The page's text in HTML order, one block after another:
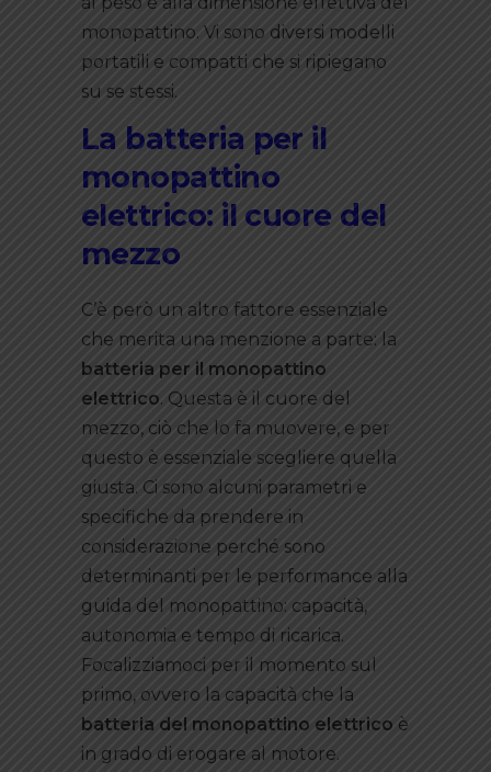
monopattino. Vi sono diversi modelli
portatili e compatti che si ripiegano
su se stessi.
La batteria per il
monopattino
elettrico: il cuore del
mezzo
C’è però un altro fattore essenziale
che merita una menzione a parte: la
batteria per il monopattino
elettrico. Questa è il cuore del
mezzo, ciò che lo fa muovere, e per
questo è essenziale scegliere quella
giusta. Ci sono alcuni parametri e
specifiche da prendere in
considerazione perché sono
determinanti per le performance alla
guida del monopattino: capacità,
autonomia e tempo di ricarica.
Focalizziamoci per il momento sul
primo, ovvero la capacità che la
batteria del monopattino elettrico è
in grado di erogare al motore.